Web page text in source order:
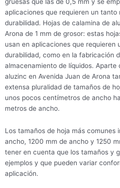
aplicaciones que requieren un tanto
durabilidad. Hojas de calamina de
Arona de 1 mm de grosor: estas
usan en aplicaciones que requieren
durabilidad, como en la fabricación
almacenamiento de líquidos. Aparte
aluzinc en Avenida Juan de Arona
extensa pluralidad de tamaños de
unos pocos centímetros de ancho
metros de ancho.
Los tamaños de hoja más comunes
ancho, 1200 mm de ancho y 1250
tener en cuenta que los tamaños y
ejemplos y que pueden variar
aplicación.